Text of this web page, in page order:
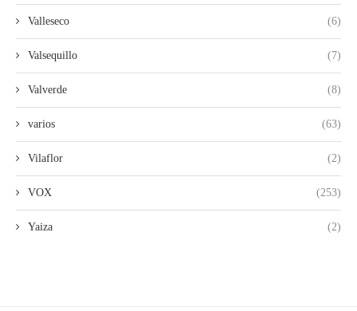
Valleseco (6)
Valsequillo (7)
Valverde (8)
varios (63)
Vilaflor (2)
VOX (253)
Yaiza (2)